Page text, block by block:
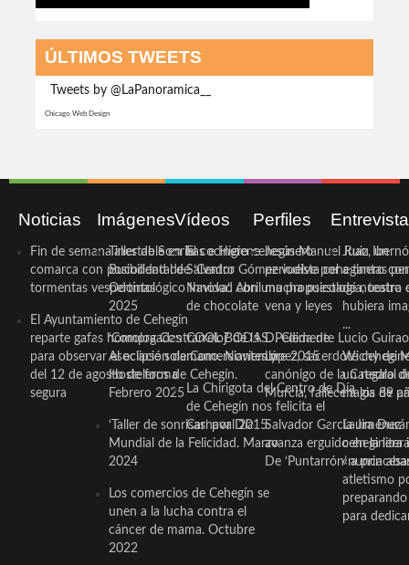
ÚLTIMOS TWEETS
Tweets by @LaPanoramica__
Chicago Web Design
Noticias
Fin de semana inestable en la
comarca con posibilidad de
tormentas vespertinas
El Ayuntamiento de Cehegín
reparte gafas homologadas
para observar el eclipse solar
del 12 de agosto de forma
segura
Imágenes
Taller de Sonrisas e Higiene
Bucodental de ‘Centro
Odontológico Innova’. Abril
2025
‘Compra Contrarreloj’ de la
Asociación de Comerciantes y
Hosteleros de Cehegín.
Febrero 2025
‘Taller de sonrisas’ por Día
Mundial de la Felicidad. Marzo
2024
Los comercios de Cehegín se
unen a la lucha contra el
cáncer de mama. Octubre
2022
Vídeos
El cocinero ceheginero
Salvador Gómez vuelve por
Navidad con una propuesta
de chocolate
COOL BODAS. Pedida de
mano. Noviembre 2015
La Chirigota del Centro de Día
de Cehegín nos felicita el
Carnaval 2015
Perfiles
Jesús Manuel Ruiz, un
periodista ceheginero con
mucha psicología, teatro
vena y leyes
D. Clemente Lucio Guirao
López, sacerdote
canónigo de la Catedral
Murcia, fallece a los 89
Salvador García Jiménez
avanza erguido en la
De ‘Puntarrón’ a
Juan
a tantas
de nuestra
hubiera
...
Wichy de
un regalo
magia de
Laura
ceheginera
«nunca
atletismo
para